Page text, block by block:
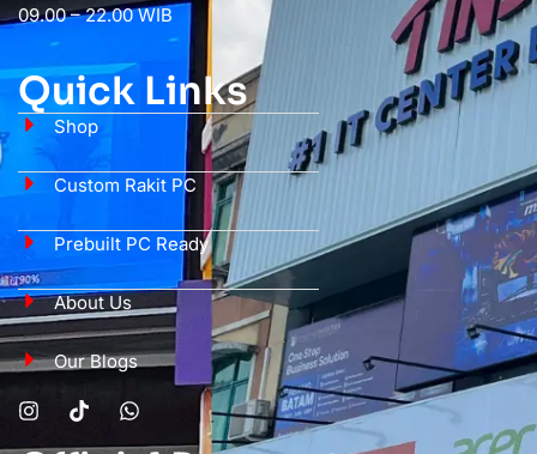
09.00 – 22.00 WIB
Quick Links
Shop
Custom Rakit PC
Prebuilt PC Ready
About Us
Our Blogs